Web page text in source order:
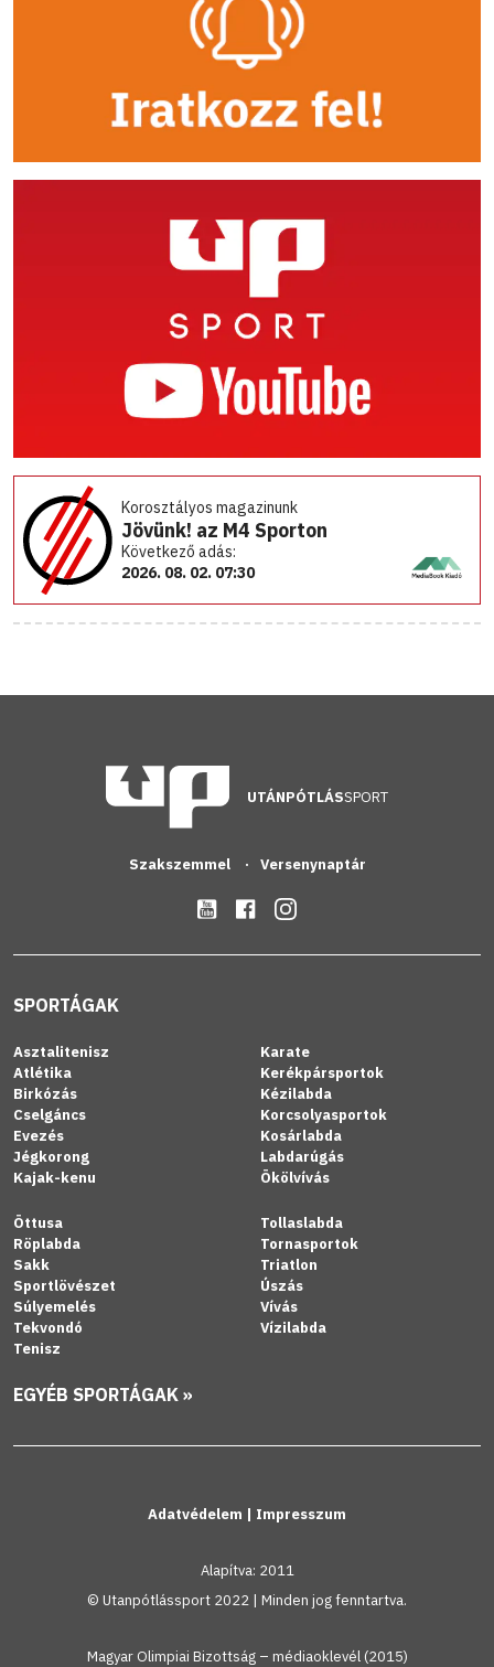
Korosztályos magazinunk
Jövünk! az M4 Sporton
Következő adás:
2026. 08. 02. 07:30
UTÁNPÓTLÁSSPORT
Szakszemmel Versenynaptár
SPORTÁGAK
Asztalitenisz
Atlétika
Birkózás
Cselgáncs
Evezés
Jégkorong
Kajak-kenu
Karate
Kerékpársportok
Kézilabda
Korcsolyasportok
Kosárlabda
Labdarúgás
Ökölvívás
Öttusa
Röplabda
Sakk
Sportlövészet
Súlyemelés
Tekvondó
Tenisz
Tollaslabda
Tornasportok
Triatlon
Úszás
Vívás
Vízilabda
EGYÉB SPORTÁGAK »
Adatvédelem | Impresszum
Alapítva: 2011
© Utanpótlássport 2022 | Minden jog fenntartva.
Magyar Olimpiai Bizottság – médiaoklevél (2015)